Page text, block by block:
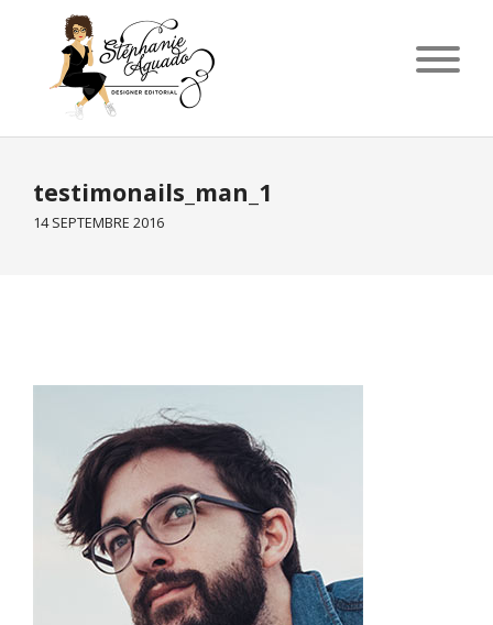
testimonails_man_1
14 SEPTEMBRE 2016